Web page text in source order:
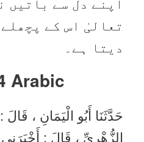
تعالیٰ اس کے
دیتا ہے۔
Arabic
حَدَّثَنَا أَبُو الْيَمَانِ ،
الزُّهْرِيِّ ، قَالَ :